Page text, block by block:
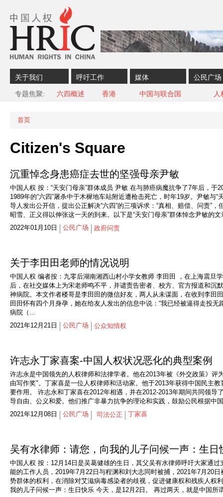
关于我们 呼吁工作 媒体 公民广场
专题焦聚 六四概述 香港 中国与联合国 人
当前位置
首页
Citizen's Square
沉重悼念身患癌症去世的坚强母亲尹敏
中国人权 按：“天安门母亲”群体成员 尹敏 在与肺癌病魔抗争了7年后，
1989年的“六四”屠杀中于木樨地车站附近遭枪击死亡，时年19岁。尹敏与
导人发出公开信，提出公正解决“六四”的三项诉求：“真相、赔偿、问责”
昭雪、正义得以伸张这一天的到来。以下是“天安门母亲”群体悼念尹敏的
2022年01月10日
公民广场 政府问责
关于李田田老师的情况说明
中国人权 编者按：九零后湖南湘西山村小学女教师 李田田 ，在上海震旦
后，在社交媒体上为宋老师鸣不平，并谴责告密者、校方、官方报道和
神病院。本文作者楼哥是李田田的微信好友，两人从未谋面，在收到李田
田田怀有四个月身孕，她在给友人发出的信息中说：“我已经被逼得走投
病院（...
2021年12月21日
公民广场 公众知情权
许志永丁家喜案-中国人权状况恶化的典型案例
许志永是中国领先的人权律师和法律学者。他在2013年被《外交政策》
由写作奖"。丁家喜是一位人权律师和活动家。他于2013年获得中国民主
要作用。 许志永和丁家喜在2012年相遇，并在2012-2013年期间共同领
导自由、公义和爱。他们推广非暴力抗争的理论和实践，鼓励公民根据中
2021年12月08日
公民广场 司法公正 丁家喜
吴有水律师：请您，向我的儿子问候一声：生日
中国人权 按：12月14日是吴葛健雄的生日，其父吴有水律师呼吁大家通
能的工作人员，2019年7月22日与程渊和刘大志同时被捕，2021年7月20
势群体的权利，在消除对艾滋病毒感染者的歧视，促进健康权和残疾人
我的儿子问候一声：生日快乐 今天，是12月2日。 再过两天，就是中国